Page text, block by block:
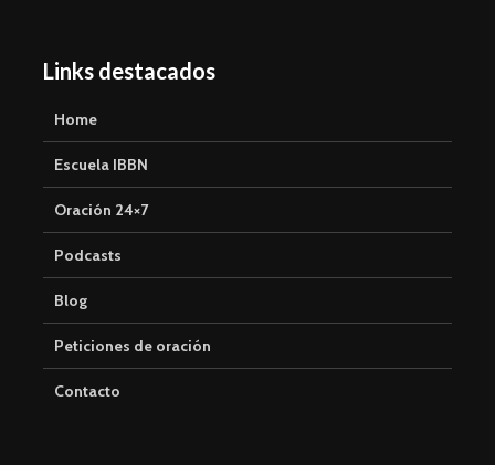
Links destacados
Home
Escuela IBBN
Oración 24×7
Podcasts
Blog
Peticiones de oración
Contacto